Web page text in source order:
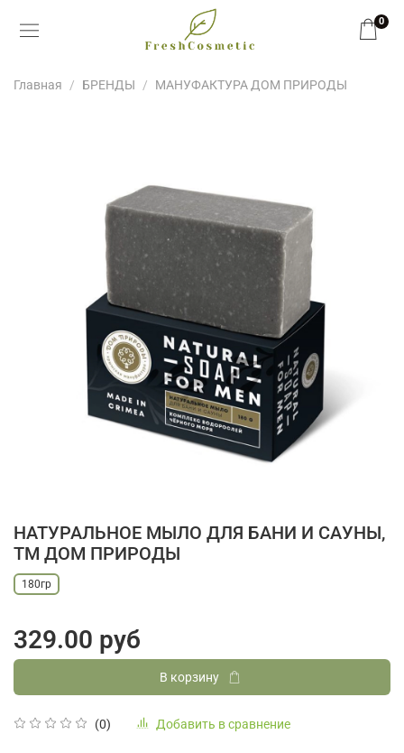
0
Главная БРЕНДЫ МАНУФАКТУРА ДОМ ПРИРОДЫ
НАТУРАЛЬНОЕ МЫЛО ДЛЯ БАНИ И САУНЫ,
ТМ ДОМ ПРИРОДЫ
(0) Добавить в сравнение
180гр
329.00 руб
В корзину